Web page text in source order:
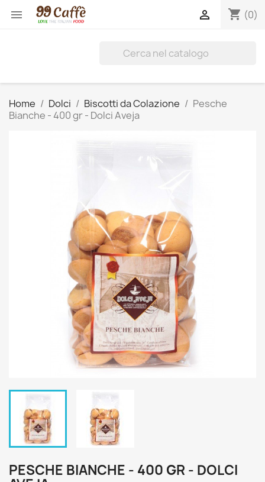
 shopping_cart (0)

Home Dolci Biscotti da Colazione
Pesche
Bianche - 400 gr - Dolci Aveja
PESCHE BIANCHE - 400 GR - DOLCI